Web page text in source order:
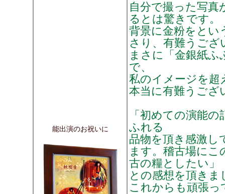
能出演のお祝いに
自分で撮った写真
るとは驚きです。
背景に金粉をとい
さり、有難うござ
まさに「金銀紙
で、
私のイメージを超
本当に有難うござ
「初めての演能
ふれる
品物を頂き感激し
ます。稽古場にこ
古の糧としたい」
との感想を頂きま
これからも頑張っ